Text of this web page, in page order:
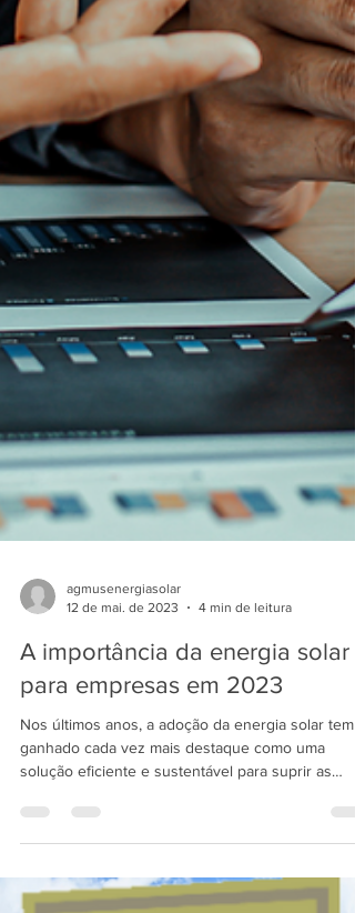
agmusenergiasolar
12 de mai. de 2023
4 min de leitura
A importância da energia solar
para empresas em 2023
ganhado cada vez mais destaque como uma
solução eficiente e sustentável para suprir as